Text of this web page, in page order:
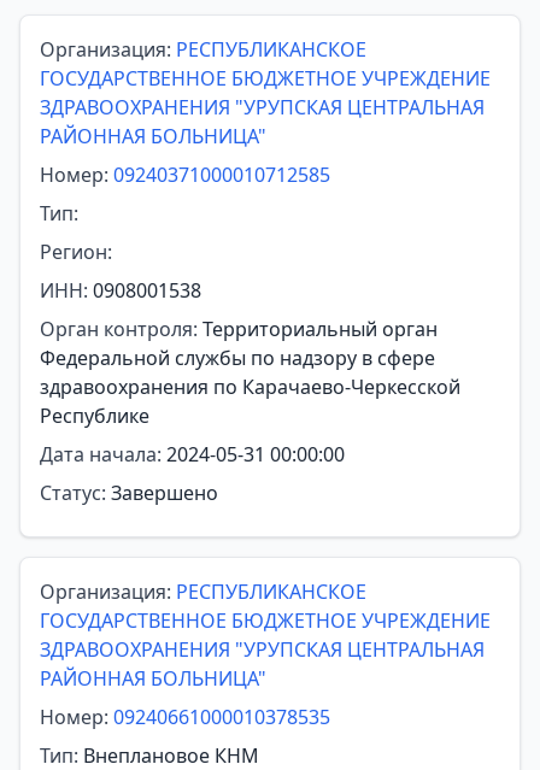
Организация: РЕСПУБЛИКАНСКОЕ
ГОСУДАРСТВЕННОЕ БЮДЖЕТНОЕ УЧРЕЖДЕНИЕ
ЗДРАВООХРАНЕНИЯ "УРУПСКАЯ ЦЕНТРАЛЬНАЯ
РАЙОННАЯ БОЛЬНИЦА"
Номер: 09240371000010712585
Тип:
Регион:
ИНН: 0908001538
Орган контроля: Территориальный орган
Федеральной службы по надзору в сфере
здравоохранения по Карачаево-Черкесской
Республике
Дата начала: 2024-05-31 00:00:00
Статус: Завершено
Организация: РЕСПУБЛИКАНСКОЕ
ГОСУДАРСТВЕННОЕ БЮДЖЕТНОЕ УЧРЕЖДЕНИЕ
ЗДРАВООХРАНЕНИЯ "УРУПСКАЯ ЦЕНТРАЛЬНАЯ
РАЙОННАЯ БОЛЬНИЦА"
Номер: 09240661000010378535
Тип: Внеплановое КНМ